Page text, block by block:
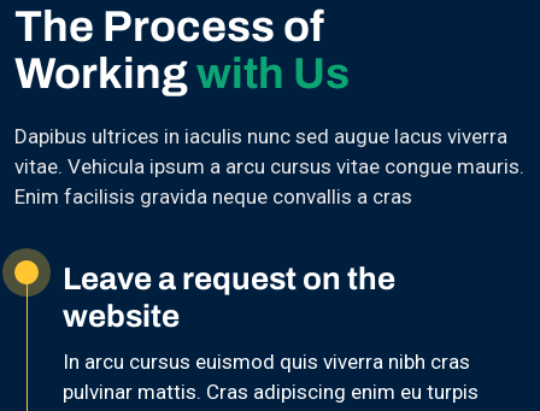
The Process of
Workingwith Us
Dapibus ultrices in iaculis nunc sed augue lacus viverra
vitae. Vehicula ipsum a arcu cursus vitae congue mauris.
Enim facilisis gravida neque convallis a cras
Leave a request on the
website
In arcu cursus euismod quis viverra nibh cras
pulvinar mattis. Cras adipiscing enim eu turpis